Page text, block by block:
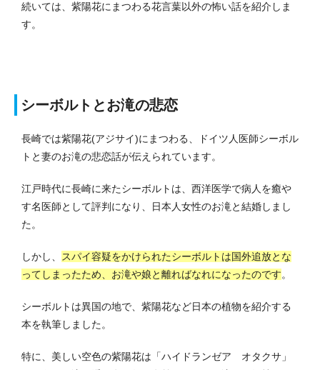
続いては、紫陽花にまつわる花言葉以外の怖い話を紹介しま
す。
シーボルトとお滝の悲恋
長崎では紫陽花(アジサイ)にまつわる、ドイツ人医師シーボル
トと妻のお滝の悲恋話が伝えられています。
江戸時代に長崎に来たシーボルトは、西洋医学で病人を癒や
す名医師として評判になり、日本人女性のお滝と結婚しまし
た。
しかし、
スパイ容疑をかけられたシーボルトは国外追放とな
ってしまったため、お滝や娘と離ればなれになったのです。
シーボルトは異国の地で、紫陽花など日本の植物を紹介する
本を執筆しました。
特に、美しい空色の紫陽花は「ハイドランゼア オタクサ」